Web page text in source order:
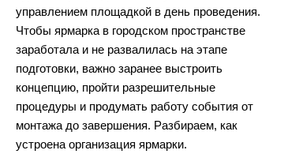
управлением площадкой в день проведения.
Чтобы ярмарка в городском пространстве
заработала и не развалилась на этапе
подготовки, важно заранее выстроить
концепцию, пройти разрешительные
процедуры и продумать работу события от
монтажа до завершения. Разбираем, как
устроена организация ярмарки.